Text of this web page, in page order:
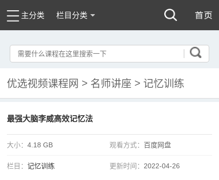
主分类 栏目分类
优选视频课程网 > 名师讲座 > 记忆训练
最强大脑李威高效记忆法
大小： 4.18 GB 观看方式： 百度网盘
栏目： 记忆训练 更新时间： 2022-04-26